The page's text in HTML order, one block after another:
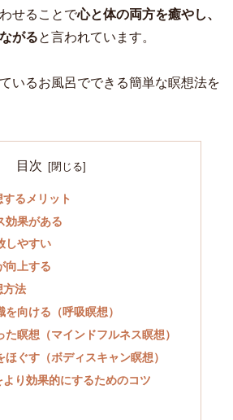
せることで心と体の両方を癒やし、
がると言われています。
いるお風呂でできる簡単な瞑想法を
目次
るメリット
効果がある
しやすい
向上する
方法
を向ける（呼吸瞑想）
た瞑想（マインドフルネス瞑想）
ほぐす（ボディスキャン瞑想）
より効果的にするためのコツ